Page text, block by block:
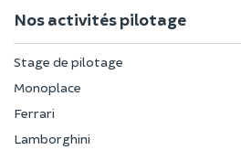
Nos activités pilotage
Stage de pilotage
Monoplace
Ferrari
Lamborghini